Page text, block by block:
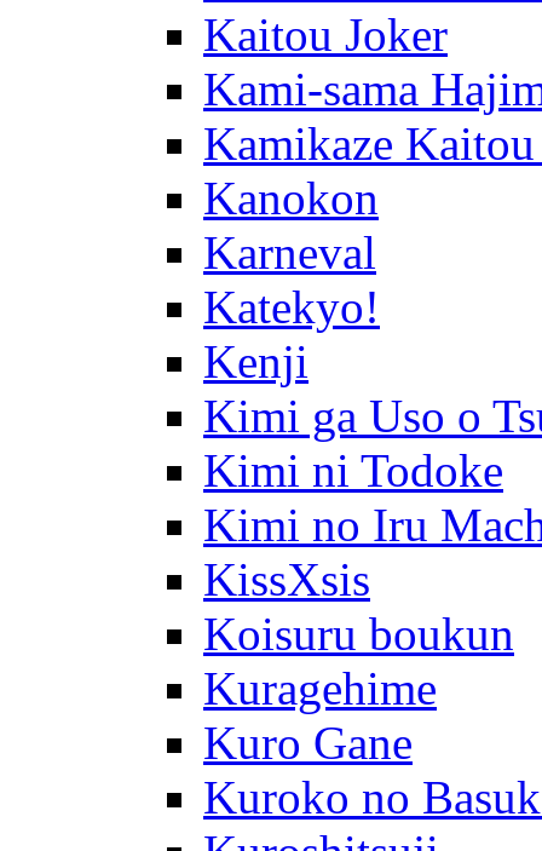
Kaitou Joker
Kami-sama
Kamikaze Kaitou
Kanokon
Karneval
Katekyo!
Kenji
Kimi ga Uso o
Kimi ni Todoke
Kimi no Iru
KissXsis
Koisuru boukun
Kuragehime
Kuro Gane
Kuroko no